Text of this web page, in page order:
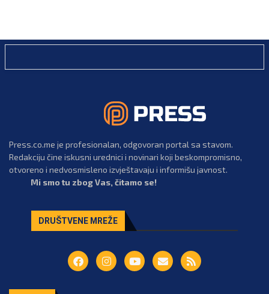
Press.co.me je profesionalan, odgovoran portal sa stavom.
Redakciju čine iskusni urednici i novinari koji beskompromisno,
otvoreno i nedvosmisleno izvještavaju i informišu javnost.
Mi smo tu zbog Vas, čitamo se!
DRUŠTVENE MREŽE